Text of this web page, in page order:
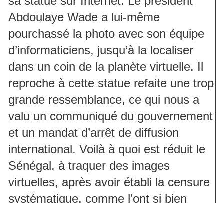
Abdoulaye Wade a lui-même
pourchassé la photo avec son équipe
d’informaticiens, jusqu’à la localiser
dans un coin de la planète virtuelle. Il
reproche à cette statue refaite une trop
grande ressemblance, ce qui nous a
valu un communiqué du gouvernement
et un mandat d’arrêt de diffusion
international. Voilà à quoi est réduit le
Sénégal, à traquer des images
virtuelles, après avoir établi la censure
systématique, comme l’ont si bien